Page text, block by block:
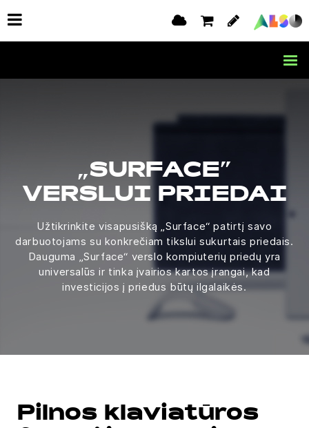
„SURFACE”
VERSLUI PRIEDAI
Užtikrinkite visapusišką „Surface“ patirtį savo
darbuotojams su konkrečiam tikslui sukurtais priedais.
Dauguma „Surface“ verslo kompiuterių priedų yra
universalūs ir tinka įvairios kartos įrangai, kad
investicijos į priedus būtų ilgalaikės.
Pilnos klaviatūros